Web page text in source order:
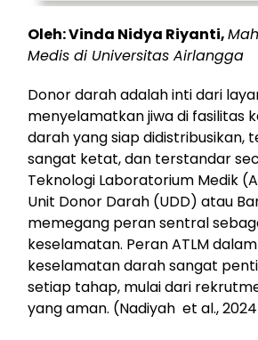
Oleh: Vinda Nidya Riyanti,
Medis di Universitas Airlangga
Donor darah adalah inti dari
menyelamatkan jiwa di fasilitas
darah yang siap didistribusikan,
sangat ketat, dan terstandar
Teknologi Laboratorium Medik
Unit Donor Darah (UDD) atau
memegang peran sentral
keselamatan. Peran ATLM
keselamatan darah sangat
setiap tahap, mulai dari
yang aman. (Nadiyah et al., 2024